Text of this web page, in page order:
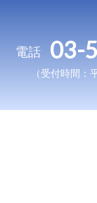
電話 03-
（受付時間：